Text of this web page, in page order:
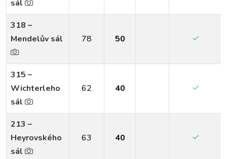
sál
318 –
Mendelův sál
78 50
315 –
Wichterleho
sál
62 40
213 –
Heyrovského
sál
63 40